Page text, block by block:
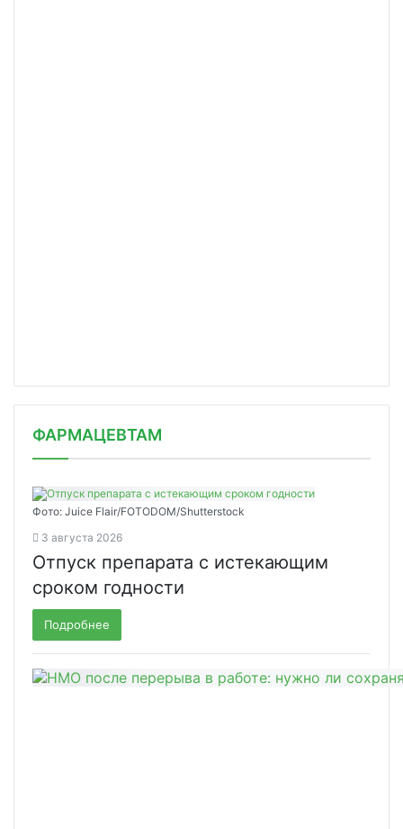
ФАРМАЦЕВТАМ
Фото: Juice Flair/FOTODOM/Shutterstoсk
3 августа 2026
Отпуск препарата с истекающим
сроком годности
Подробнее